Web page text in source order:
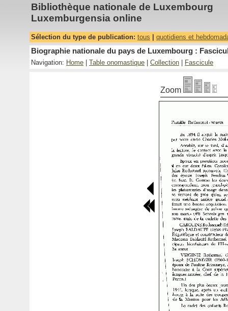
Bibliothèque nationale de Luxembourg
Luxemburgensia online
Sélection du type de publication: tous quotidiens et
Biographie nationale du pays de Luxembourg :
Navigation: Home Table onomastique Collection Fascicule
Zoom